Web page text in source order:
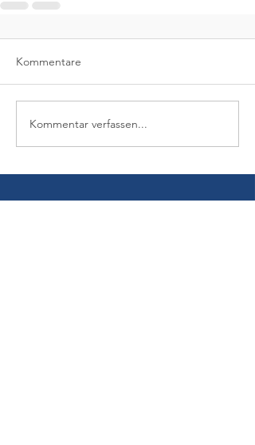
Kommentare
Kommentar verfassen...